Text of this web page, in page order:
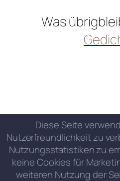
Was
Diese Seite
Nutzerfreundlichkeit zu
Nutzungsstatistiken zu
keine Cookies für
weiteren Nutzung der